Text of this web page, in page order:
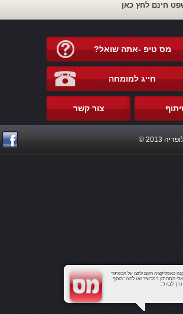
חינם לחץ כאן
מס טיפ -אתה שואל?
חייג למומחה
צור קשר
2013 ©
כאפליקציה חינם לחצו על הכפתור
התחתון במכשיר ואז לחצו "הוסף
דרך לבית".